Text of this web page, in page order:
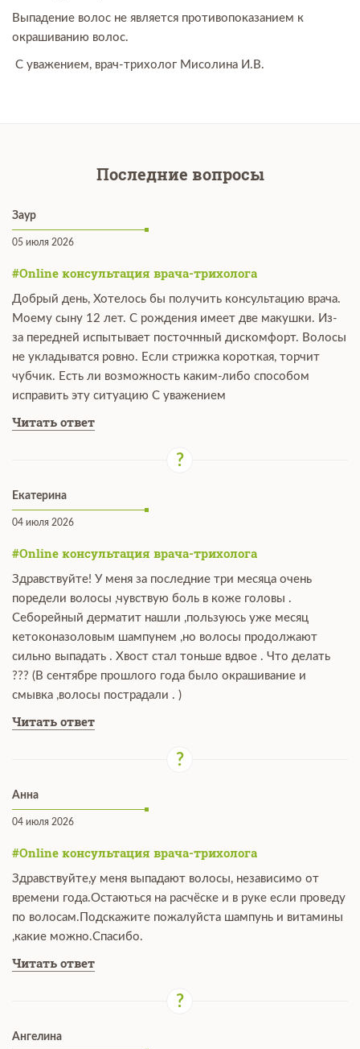
Выпадение волос не является противопоказанием к
окрашиванию волос.
С уважением, врач-трихолог Мисолина И.В.
Последние вопросы
Заур
05 июля 2026
#Online консультация врача-трихолога
Добрый день, Хотелось бы получить консультацию врача.
Моему сыну 12 лет. С рождения имеет две макушки. Из-
за передней испытывает посточнный дискомфорт. Волосы
не укладыватся ровно. Если стрижка короткая, торчит
чубчик. Есть ли возможность каким-либо способом
исправить эту ситуацию С уважением
Читать ответ
Екатерина
04 июля 2026
#Online консультация врача-трихолога
Здравствуйте! У меня за последние три месяца очень
поредели волосы ,чувствую боль в коже головы .
Себорейный дерматит нашли ,пользуюсь уже месяц
кетоконазоловым шампунем ,но волосы продолжают
сильно выпадать . Хвост стал тоньше вдвое . Что делать
??? (В сентябре прошлого года было окрашивание и
смывка ,волосы пострадали . )
Читать ответ
Анна
04 июля 2026
#Online консультация врача-трихолога
Здравствуйте,у меня выпадают волосы, независимо от
времени года.Остаються на расчёске и в руке если проведу
по волосам.Подскажите пожалуйста шампунь и витамины
,какие можно.Спасибо.
Читать ответ
Ангелина